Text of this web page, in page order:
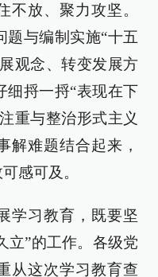
不放、聚力攻坚。
题与编制实施“十五
观念、转变发展方
细捋一捋“表现在下
重与整治形式主义
解难题结合起来，
感可及。
学习教育，既要坚
立”的工作。各级党
从这次学习教育查